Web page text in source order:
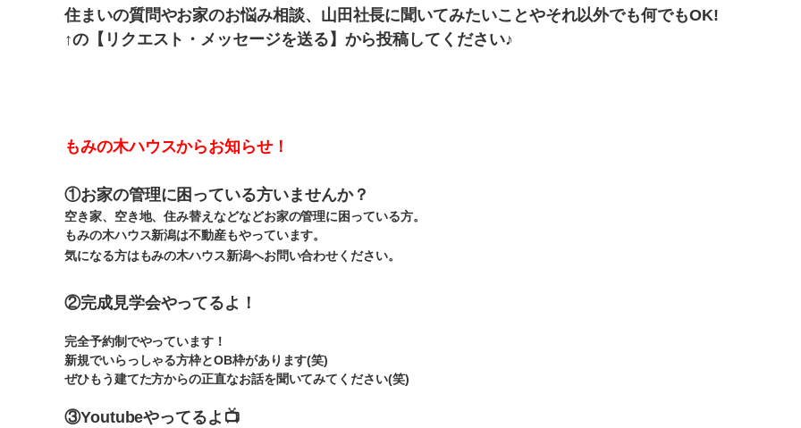
住まいの質問やお家のお悩み相談、山田社長に聞いてみたいことやそれ以外でも何でもOK!
↑の【リクエスト・メッセージを送る】から投稿してください♪
もみの木ハウスからお知らせ！
①お家の管理に困っている方いませんか？
空き家、空き地、住み替えなどなどお家の管理に困っている方。
もみの木ハウス新潟は不動産もやっています。
気になる方はもみの木ハウス新潟へお問い合わせください。
②完成見学会やってるよ！
完全予約制でやっています！
新規でいらっしゃる方枠とOB枠があります(笑)
ぜひもう建てた方からの正直なお話を聞いてみてください(笑)
③Youtubeやってるよ📺